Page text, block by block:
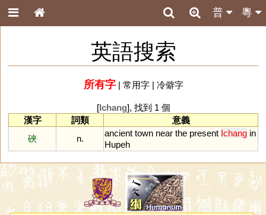
粵
普
英語搜索
所有字| 常用字| 冷僻字
[Ichang], 找到 1 個
漢字
詞類
意義
硤
n.
ancient town near the present Ichang in
Hupeh